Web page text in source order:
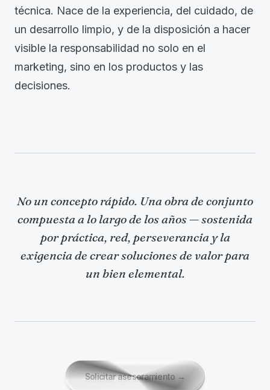
técnica. Nace de la experiencia, del cuidado, de
un desarrollo limpio, y de la disposición a hacer
visible la responsabilidad no solo en el
marketing, sino en los productos y las
decisiones.
No un concepto rápido. Una obra de conjunto
compuesta a lo largo de los años — sostenida
por práctica, red, perseverancia y la
exigencia de crear soluciones de valor para
un bien elemental.
Solicitar asesoramiento→